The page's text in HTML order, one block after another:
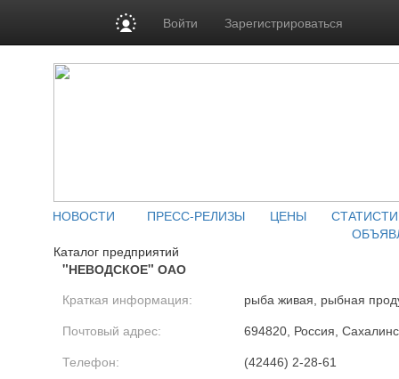
Войти Зарегистрироваться
НОВОСТИ ПРЕСС-РЕЛИЗЫ ЦЕНЫ
Каталог предприятий
"НЕВОДСКОЕ" ОАО
Краткая информация: рыба живая, рыбная
Почтовый адрес: 694820, Россия,
Телефон: (42446) 2-28-61